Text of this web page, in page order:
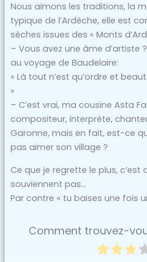
Nous aimons les traditions, la
typique de l’Ardèche, elle est
sèches issues des « Monts
– Vous avez une âme d’artiste
au voyage de Baudelaire:
« Là tout n’est qu’ordre et
»
– C’est vrai, ma cousine Asta
compositeur, interprète,
Garonne, mais en fait, est-ce
pas aimer son village ?
Ce que je regrette le plus, c’est
souviennent pas…
Par contre « tu baises une fois
Comment trouvez-